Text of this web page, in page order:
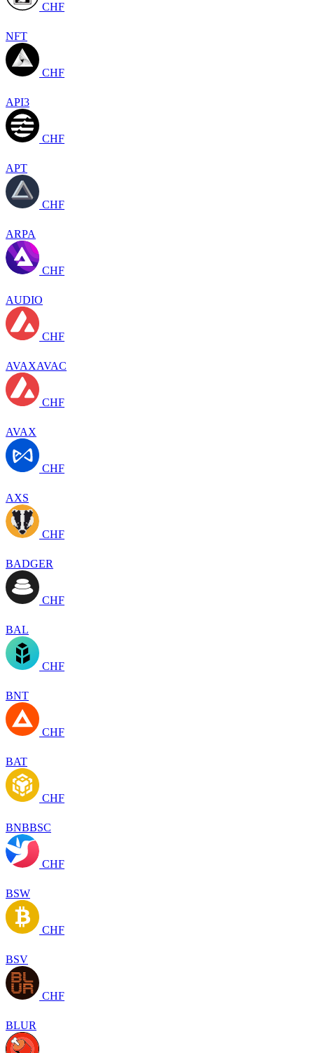
CHF
NFT
CHF
API3
CHF
APT
CHF
ARPA
CHF
AUDIO
CHF
AVAXAVAC
CHF
AVAX
CHF
AXS
CHF
BADGER
CHF
BAL
CHF
BNT
CHF
BAT
CHF
BNBBSC
CHF
BSW
CHF
BSV
CHF
BLUR